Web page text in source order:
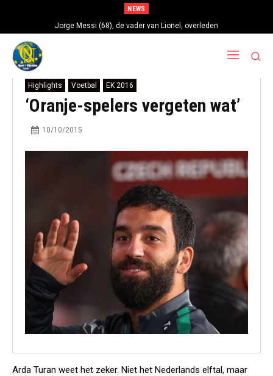
NEWS
Jorge Messi (68), de vader van Lionel, overleden
Highlights Voetbal EK 2016
‘Oranje-spelers vergeten wat’
10/10/2015
Arda Turan weet het zeker. Niet het Nederlands elftal, maar